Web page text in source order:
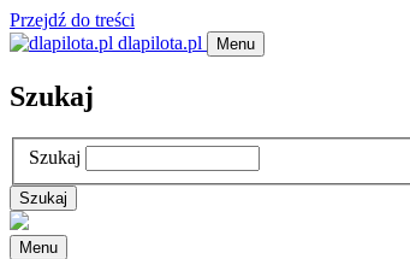
Przejdź do treści
dlapilota.pl
Menu
Szukaj
Szukaj
Menu